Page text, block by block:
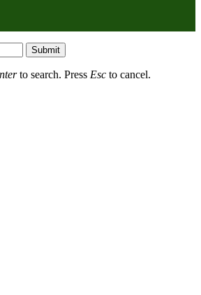
Submit
to search. Press Esc to cancel.